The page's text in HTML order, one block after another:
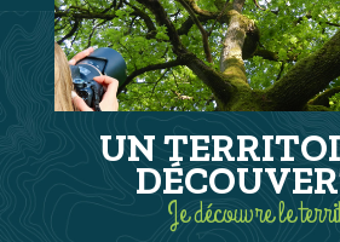
UN
Je découvre le